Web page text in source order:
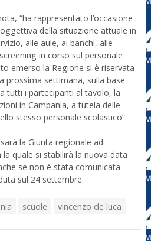
“ha rappresentato l’occasione
della situazione attuale in
alle aule, ai banchi, alle
in corso sul personale
emerso la Regione si è riservata
prossima settimana, sulla base
tutti i partecipanti al tavolo, la
in Campania, a tutela delle
stesso personale scolastico”.
la Giunta regionale ad
quale si stabilirà la nuova data
se non è stata comunicata
sul 24 settembre.
scuole vincenzo de luca